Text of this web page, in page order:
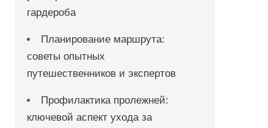
гардероба
Планирование маршрута:
советы опытных
путешественников и экспертов
Профилактика пролежней:
ключевой аспект ухода за